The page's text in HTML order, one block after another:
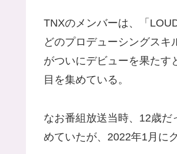
TNXのメンバーは、「
どのプロデューシングスキ
がついにデビューを果たす
目を集めている。
なお番組放送当時、12歳
めていたが、2022年1月に